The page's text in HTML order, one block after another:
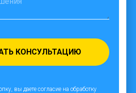
КОНСУЛЬТАЦИЮ
вы даете согласие на обработку